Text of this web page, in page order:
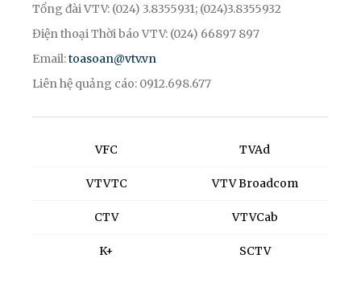
Tổng đài VTV: (024) 3.8355931; (024)3.8355932
Điện thoại Thời báo VTV: (024) 66897 897
Email:toasoan@vtv.vn
Liên hệ quảng cáo: 0912.698.677
VFC
VTVTC
CTV
K+
TVAd
VTV Broadcom
VTVCab
SCTV